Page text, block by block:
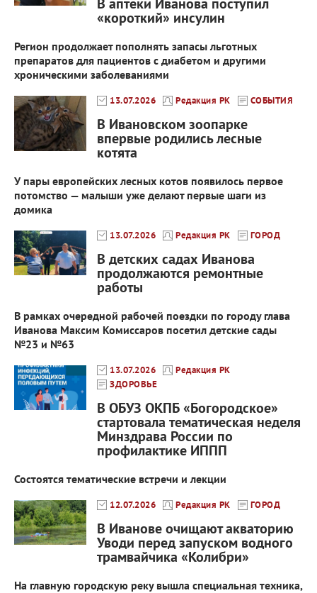
В аптеки Иванова поступил
«короткий» инсулин
Регион продолжает пополнять запасы льготных
препаратов для пациентов с диабетом и другими
хроническими заболеваниями
13.07.2026 Редакция РК СОБЫТИЯ
В Ивановском зоопарке
впервые родились лесные
котята
У пары европейских лесных котов появилось первое
потомство — малыши уже делают первые шаги из
домика
13.07.2026 Редакция РК ГОРОД
В детских садах Иванова
продолжаются ремонтные
работы
В рамках очередной рабочей поездки по городу глава
Иванова Максим Комиссаров посетил детские сады
№23 и №63
13.07.2026
Редакция РК
ЗДОРОВЬЕ
В ОБУЗ ОКПБ «Богородское»
стартовала тематическая неделя
Минздрава России по
профилактике ИППП
Состоятся тематические встречи и лекции
12.07.2026 Редакция РК ГОРОД
В Иванове очищают акваторию
Уводи перед запуском водного
трамвайчика «Колибри»
На главную городскую реку вышла специальная техника,